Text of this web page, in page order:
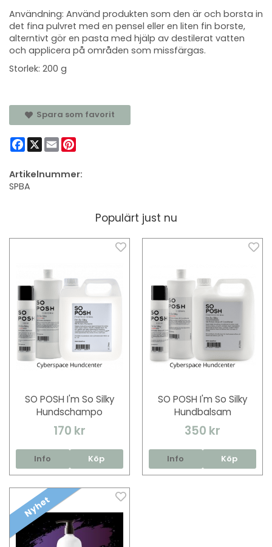
Användning: Använd produkten som den är och borsta in
det fina pulvret med en pensel eller en liten fin borste,
alterntivt gör en pasta med hjälp av destilerat vatten
och applicera på områden som missfärgas.
Storlek: 200 g
Spara som favorit
Facebook
X Email
Artikelnummer:
SPBA
Populärt just nu
SO POSH I'm So Silky
Hundschampo
170 kr
Info Köp
SO POSH I'm So Silky
Hundbalsam
350 kr
Info Köp
Nyhet